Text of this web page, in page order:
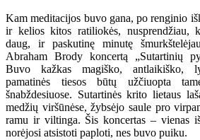
Kam meditacijos buvo gana, po renginio
ir kelios kitos ratiliokės, nusprendžiau,
daug, ir paskutinę minutę
Abraham Brody koncertą „Sutartinių
Buvo kažkas magiško, antlaikiško,
pamatinės tiesos būtų užčiuopta
šnabždesiuose. Sutartinės krito lietaus
medžių viršūnėse, žybsėjo saule pro
ramu ir viltinga. Šis koncertas – vienas
norėjosi atsistoti paploti, nes buvo puiku.